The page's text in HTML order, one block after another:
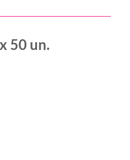
50 un.